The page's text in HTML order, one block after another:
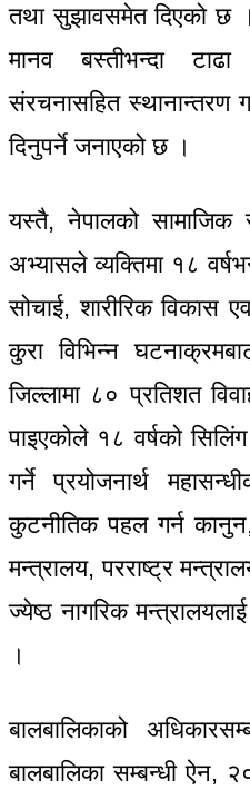
तथा सुझावसमेत दिएको छ
मानव बस्तीभन्दा टाढा
संरचनासहित स्थानान्तरण
दिनुपर्ने जनाएको छ ।
यस्तै, नेपालको सामाजिक
अभ्यासले व्यक्तिमा १८
सोचाई, शारीरिक विकास
कुरा विभिन्न
जिल्लामा ८० प्रतिशत
पाइएकोले १८ वर्षको
गर्ने प्रयोजनार्थ
कुटनीतिक पहल गर्न
मन्त्रालय, परराष्ट्र
ज्येष्ठ नागरिक
।
बालबालिकाको
बालबालिका सम्बन्धी ऐन,